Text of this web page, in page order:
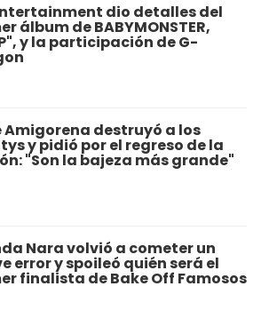
dio detalles del
álbum de BABYMONSTER,
y la participación de G-
Amigorena destruyó a los
y pidió por el regreso de la
"Son la bajeza más grande"
Nara volvió a cometer un
error y spoileó quién será el
finalista de Bake Off Famosos